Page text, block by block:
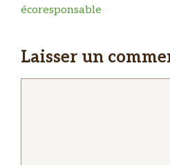
écoresponsable
Laisser un